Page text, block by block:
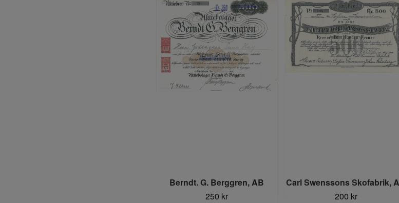
Berndt. G. Berggren, AB
250 kr
Carl Swenssons Skofabrik,
200 kr